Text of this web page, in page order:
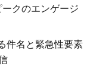
クのエンゲージ
件名と緊急性要素